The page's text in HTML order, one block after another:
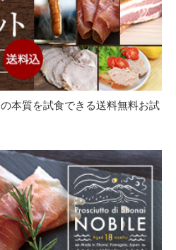
本質を試食できる送料無料お試